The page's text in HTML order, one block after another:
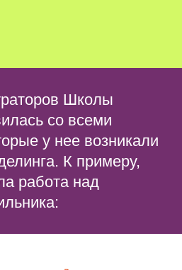
Школы
со всеми
у нее возникали
К примеру,
работа над